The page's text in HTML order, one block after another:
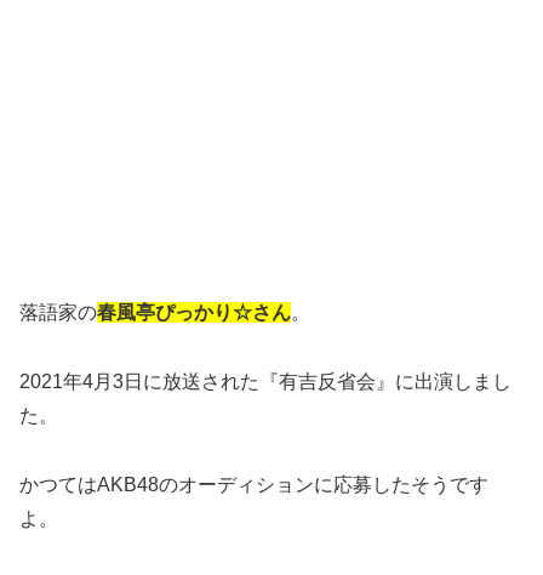
落語家の春風亭ぴっかり☆さん。
2021年4月3日に放送された『有吉反省会』に出演しまし
た。
かつてはAKB48のオーディションに応募したそうです
よ。